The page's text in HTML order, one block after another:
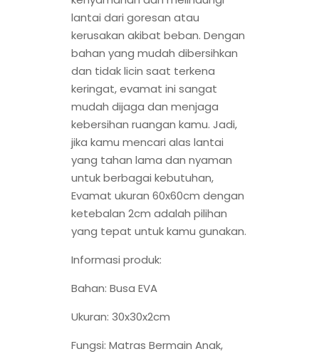
lantai dari goresan atau
kerusakan akibat beban. Dengan
bahan yang mudah dibersihkan
dan tidak licin saat terkena
keringat, evamat ini sangat
mudah dijaga dan menjaga
kebersihan ruangan kamu. Jadi,
jika kamu mencari alas lantai
yang tahan lama dan nyaman
untuk berbagai kebutuhan,
Evamat ukuran 60x60cm dengan
ketebalan 2cm adalah pilihan
yang tepat untuk kamu gunakan.
Informasi produk:
Bahan: Busa EVA
Ukuran: 30x30x2cm
Fungsi: Matras Bermain Anak,